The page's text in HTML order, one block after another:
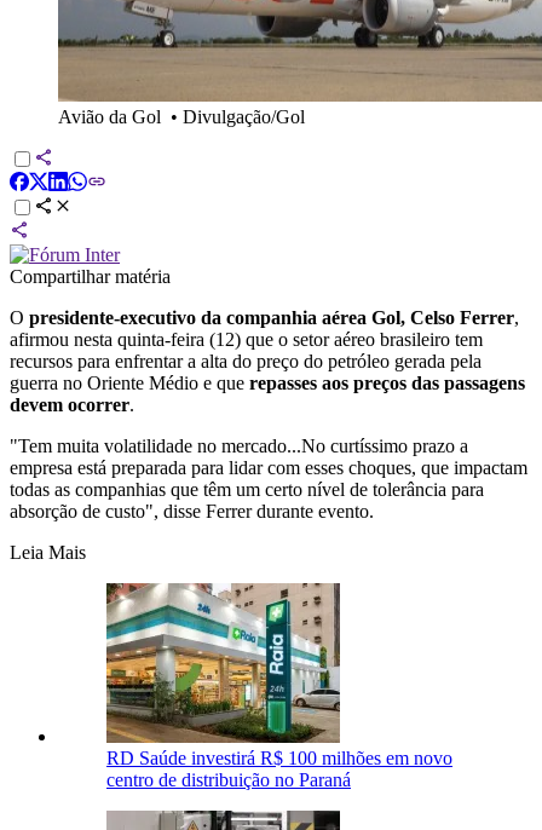
Avião da Gol • Divulgação/Gol
Compartilhar matéria
O presidente-executivo da companhia aérea Gol, Celso Ferrer,
afirmou nesta quinta-feira (12) que o setor aéreo brasileiro tem
recursos para enfrentar a alta do preço do petróleo gerada pela
guerra no Oriente Médio e que repasses aos preços das passagens
devem ocorrer.
"Tem muita volatilidade no mercado...No curtíssimo prazo a
empresa está preparada para lidar com esses choques, que impactam
todas as companhias que têm um certo nível de tolerância para
absorção de custo", disse Ferrer durante evento.
Leia Mais
RD Saúde investirá R$ 100 milhões em novo
centro de distribuição no Paraná